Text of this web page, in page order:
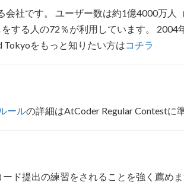
社です。 ユーザー数は約1億4000万人
する人の72％が利用しています。
Tokyoをもっと知りたい方はコチラ
ールの詳細はAtCoder Regular Contestに
ド提出の練習をされることを強く薦めま